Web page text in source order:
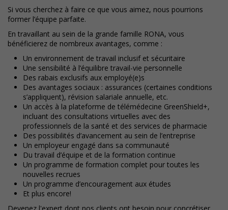
Si vous cherchez à faire ce que vous aimez, nous pourrions
former l’équipe parfaite.
En travaillant au sein de la grande famille RONA, vous
bénéficierez de nombreux avantages, comme :
Un environnement de travail inclusif et sécuritaire
Une sensibilité à l’équilibre travail-vie personnelle
Des rabais exclusifs aux employé(e)s
Des avantages sociaux : assurances (certaines conditions
s’appliquent), révision salariale annuelle, etc.
Un accès à la plateforme de télémédecine GreenShield+,
incluant des consultations virtuelles avec des
professionnels de la santé et des services de pharmacie
Des possibilités d’avancement au sein de l’entreprise
Un employeur engagé dans sa communauté
Du travail d’équipe et de la formation continue
Un programme de formation complet pour toutes les
nouvelles recrues
Un programme d’encouragement aux études
Et plus encore!